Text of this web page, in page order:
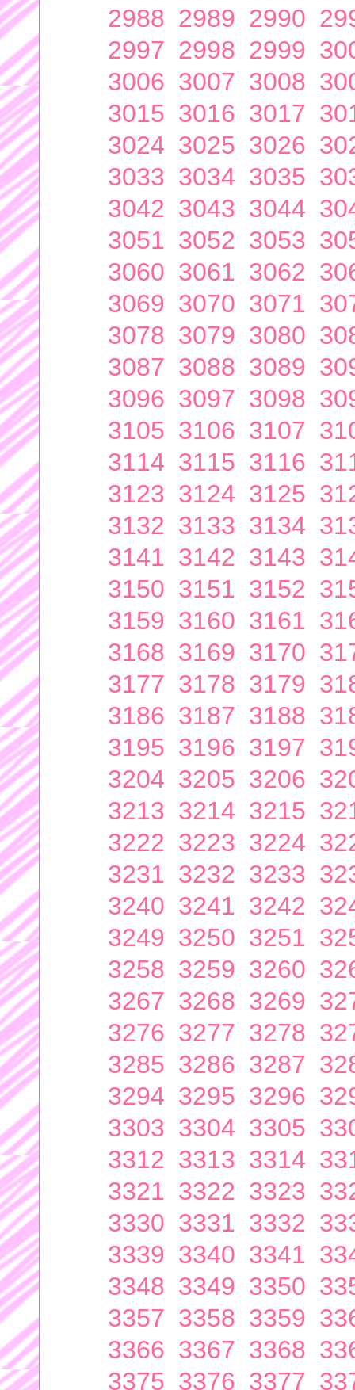
2988 2989 2990
2997 2998 2999
3006 3007 3008
3015 3016 3017
3024 3025 3026
3033 3034 3035
3042 3043 3044
3051 3052 3053
3060 3061 3062
3069 3070 3071
3078 3079 3080
3087 3088 3089
3096 3097 3098
3105 3106 3107
3114 3115 3116
3123 3124 3125
3132 3133 3134
3141 3142 3143
3150 3151 3152
3159 3160 3161
3168 3169 3170
3177 3178 3179
3186 3187 3188
3195 3196 3197
3204 3205 3206
3213 3214 3215
3222 3223 3224
3231 3232 3233
3240 3241 3242
3249 3250 3251
3258 3259 3260
3267 3268 3269
3276 3277 3278
3285 3286 3287
3294 3295 3296
3303 3304 3305
3312 3313 3314
3321 3322 3323
3330 3331 3332
3339 3340 3341
3348 3349 3350
3357 3358 3359
3366 3367 3368
3375 3376 3377